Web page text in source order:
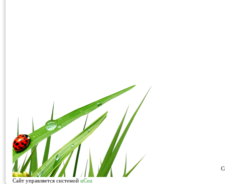
Сайт управляется системой uCoz